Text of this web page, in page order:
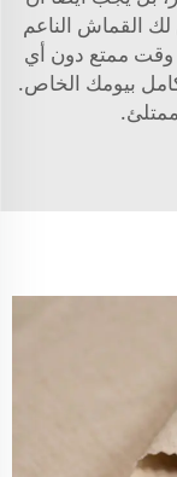
القماش الناعم
وقت ممتع دون أي
بيومك الخاص.